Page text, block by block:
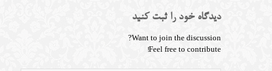
دیدگاه خود را ثبت کنید
Want to join the discussion?
Feel free to contribute!